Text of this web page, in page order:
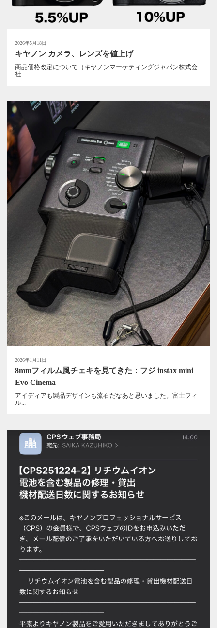
2026年5月18日
キヤノン カメラ、レンズを値上げ
商品価格改定について（キヤノンマーケティングジャパン株式会
社...
2026年1月11日
8mmフィルム風チェキを見てきた：フジ instax mini
Evo Cinema
アイディアも製品デザインも流石だなあと思いました。富士フィ
ル...